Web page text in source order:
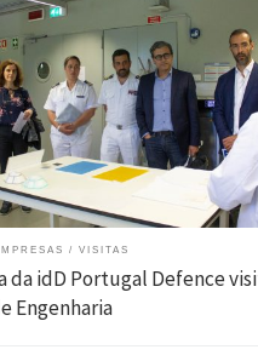
de maio a Escola de Engenharia recebeu uma
Defence e da Marinha Portuguesa
os centros de investigação da EEUM,
da UMinho e, simultaneamente,
na Economia da Defesa, sobretudo na
VISITAS
da idD Portugal Defence
Engenharia